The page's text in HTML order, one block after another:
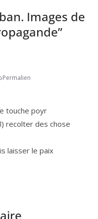
Images de
”
Permalien
touche poyr
recol­ter des chose
lais­ser le paix